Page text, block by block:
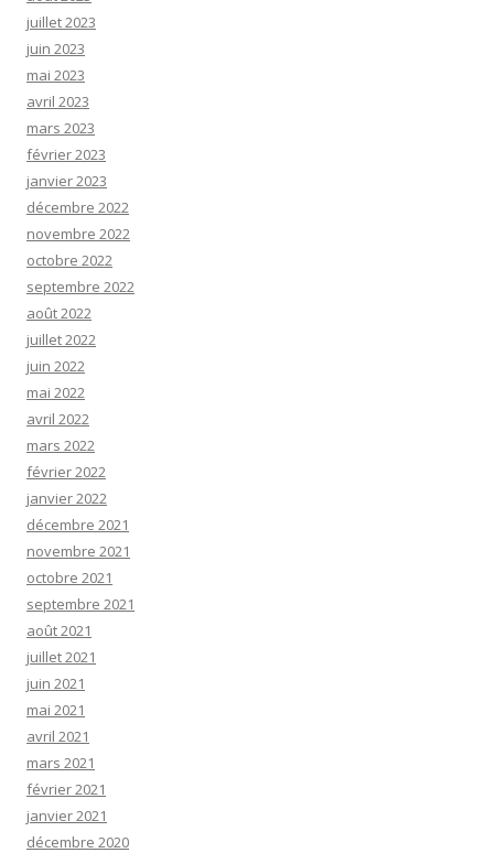
juillet 2023
juin 2023
mai 2023
avril 2023
mars 2023
février 2023
janvier 2023
décembre 2022
novembre 2022
octobre 2022
septembre 2022
août 2022
juillet 2022
juin 2022
mai 2022
avril 2022
mars 2022
février 2022
janvier 2022
décembre 2021
novembre 2021
octobre 2021
septembre 2021
août 2021
juillet 2021
juin 2021
mai 2021
avril 2021
mars 2021
février 2021
janvier 2021
décembre 2020